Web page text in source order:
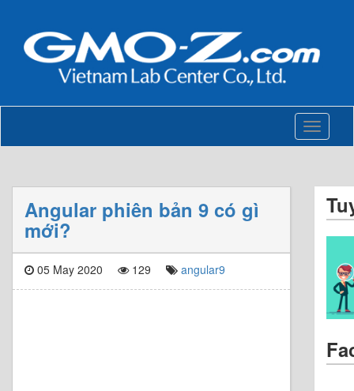
Toggle
Angular phiên bản 9 có gì
mới?
05 May 2020 129 angular9